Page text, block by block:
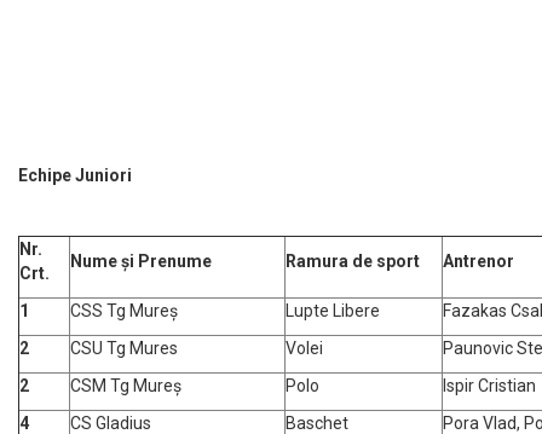
Echipe Juniori
Nr.
Crt.
Nume și Prenume Ramura de sport Antrenor
1 CSS Tg Mureș Lupte Libere
Fazakas
2
CSU Tg Mures Volei
Paunovic
2
CSM Tg Mureș Polo
Ispir Cristian
4
CS Gladius Baschet Pora Vlad,